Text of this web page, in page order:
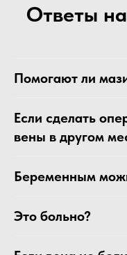
Ответы
Помогают ли
Если сделать
вены в другом
Беременным
Это больно?